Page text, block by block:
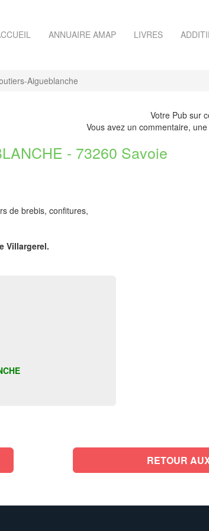
ANNUAIRE AMAP LIVRES
Aigueblanche
Votre Pub sur
Vous avez un commentaire,
- 73260 Savoie
de brebis, confitures,
Villargerel.
RETOUR